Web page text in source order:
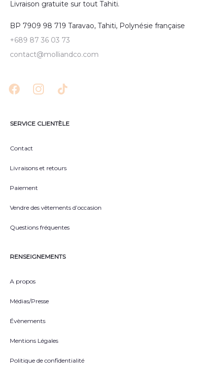
Livraison gratuite sur tout Tahiti.
BP 7909 98 719 Taravao, Tahiti, Polynésie française
+689 87 36 03 73
contact@molliandco.com
SERVICE CLIENTÈLE
Contact
Livraisons et retours
Paiement
Vendre des vêtements d’occasion
Questions fréquentes
RENSEIGNEMENTS
A propos
Médias/Presse
Évènements
Mentions Légales
Politique de confidentialité